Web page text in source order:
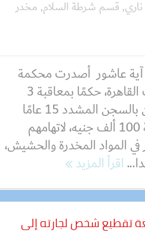
, قسم شرطة السلام, مخدر
آية عاشور أصدرت محكمة
جنايات القاهرة، حكمًا بمعاقبة 3
عاطلين بالسجن المشدد 15 عامًا
وغرامة 100 ألف جنيه، لاتهامهم
في المواد المخدرة والحشيش،
اقرأ المزيد
تقطيع شخص لجارته إلى